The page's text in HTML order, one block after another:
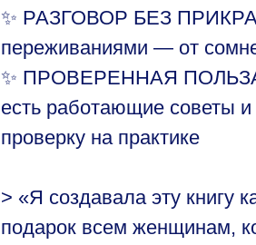
✨ РАЗГОВОР БЕЗ
переживаниями — от
✨ ПРОВЕРЕННАЯ ПОЛЬЗА
есть работающие советы
проверку на практике
> «Я создавала эту книгу
подарок всем женщинам,